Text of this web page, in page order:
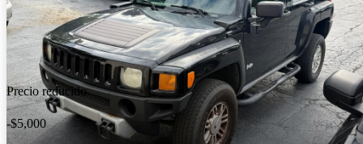
Precio reducido
-$5,000